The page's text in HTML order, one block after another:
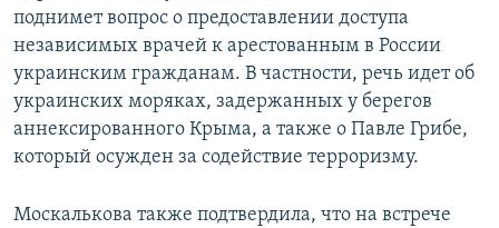
поднимет вопрос о предоставлении доступа
независимых врачей к арестованным в России
украинским гражданам. В частности, речь идет об
украинских моряках, задержанных у берегов
аннексированного Крыма, а также о Павле Грибе,
который осужден за содействие терроризму.
Москалькова также подтвердила, что на встрече